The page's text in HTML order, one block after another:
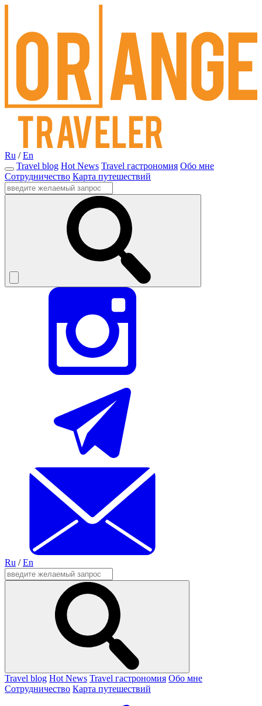
Ru /En
Travel blog Hot News Travel гастрономия Обо мне
Сотрудничество Карта путешествий
Ru /En
Travel blog Hot News Travel гастрономия Обо мне
Сотрудничество Карта путешествий